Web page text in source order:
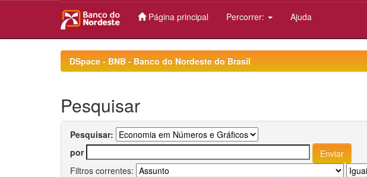
Página principal Percorrer: Ajuda
DSpace - BNB - Banco do Nordeste do Brasil
Pesquisar
Pesquisar:
por
Filtros correntes: